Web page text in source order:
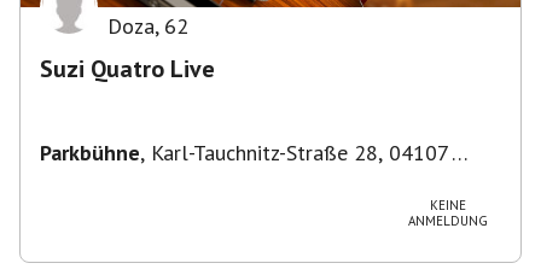
Doza, 62
Suzi Quatro Live
Parkbühne, Karl-Tauchnitz-Straße 28, 04107
KEINE
ANMELDUNG